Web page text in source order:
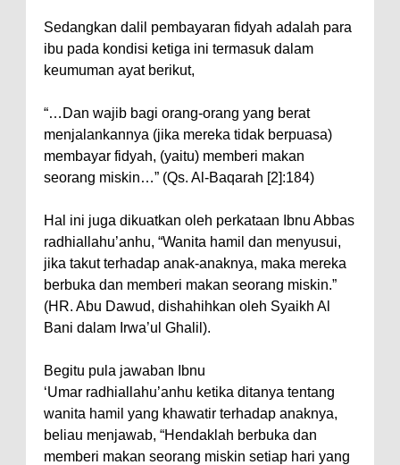
Sedangkan dalil pembayaran fidyah adalah para
ibu pada kondisi ketiga ini termasuk dalam
keumuman ayat berikut,
“…Dan wajib bagi orang-orang yang berat
menjalankannya (jika mereka tidak berpuasa)
membayar fidyah, (yaitu) memberi makan
seorang miskin…” (Qs. Al-Baqarah [2]:184)
Hal ini juga dikuatkan oleh perkataan Ibnu Abbas
radhiallahu’anhu, “Wanita hamil dan menyusui,
jika takut terhadap anak-anaknya, maka mereka
berbuka dan memberi makan seorang miskin.”
(HR. Abu Dawud, dishahihkan oleh Syaikh Al
Bani dalam Irwa’ul Ghalil).
Begitu pula jawaban Ibnu
‘Umar radhiallahu’anhu ketika ditanya tentang
wanita hamil yang khawatir terhadap anaknya,
beliau menjawab, “Hendaklah berbuka dan
memberi makan seorang miskin setiap hari yang